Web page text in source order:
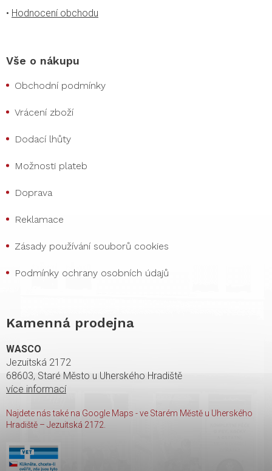
• Hodnocení obchodu
Vše o nákupu
Obchodní podmínky
Vrácení zboží
Dodací lhůty
Možnosti plateb
Doprava
Reklamace
Zásady používání souborů cookies
Podmínky ochrany osobních údajů
Kamenná prodejna
WASCO
Jezuitská 2172
68603, Staré Město u Uherského Hradiště
více informací
Najdete nás také na Google Maps - ve Starém Městě u Uherského
Hradiště – Jezuitská 2172.